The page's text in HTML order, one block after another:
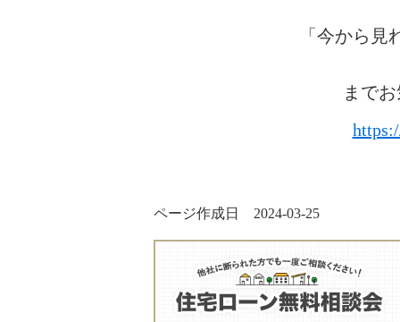
「今から見
まで
ページ作成日 2024-03-25